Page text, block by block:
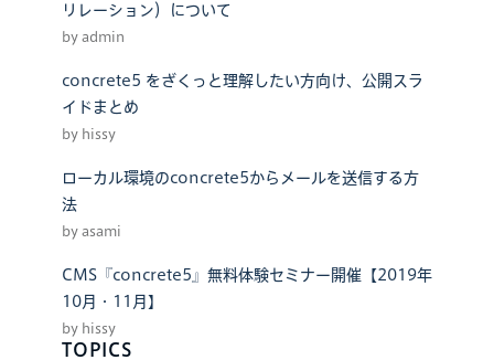
リレーション）について
by admin
concrete5 をざくっと理解したい方向け、公開スラ
イドまとめ
by hissy
ローカル環境のconcrete5からメールを送信する方
法
by asami
CMS『concrete5』無料体験セミナー開催【2019年
10月・11月】
by hissy
TOPICS